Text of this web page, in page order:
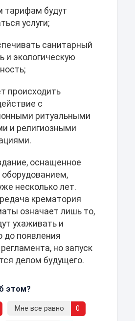
тарифам будут
услуги;
санитарный
и экологическую
происходить
с
ритуальными
и религиозными
оснащенное
несколько лет.
крематория
означает лишь то,
ухаживать и
до появления
но запуск
делом будущего.
этом?
Мне все равно 0